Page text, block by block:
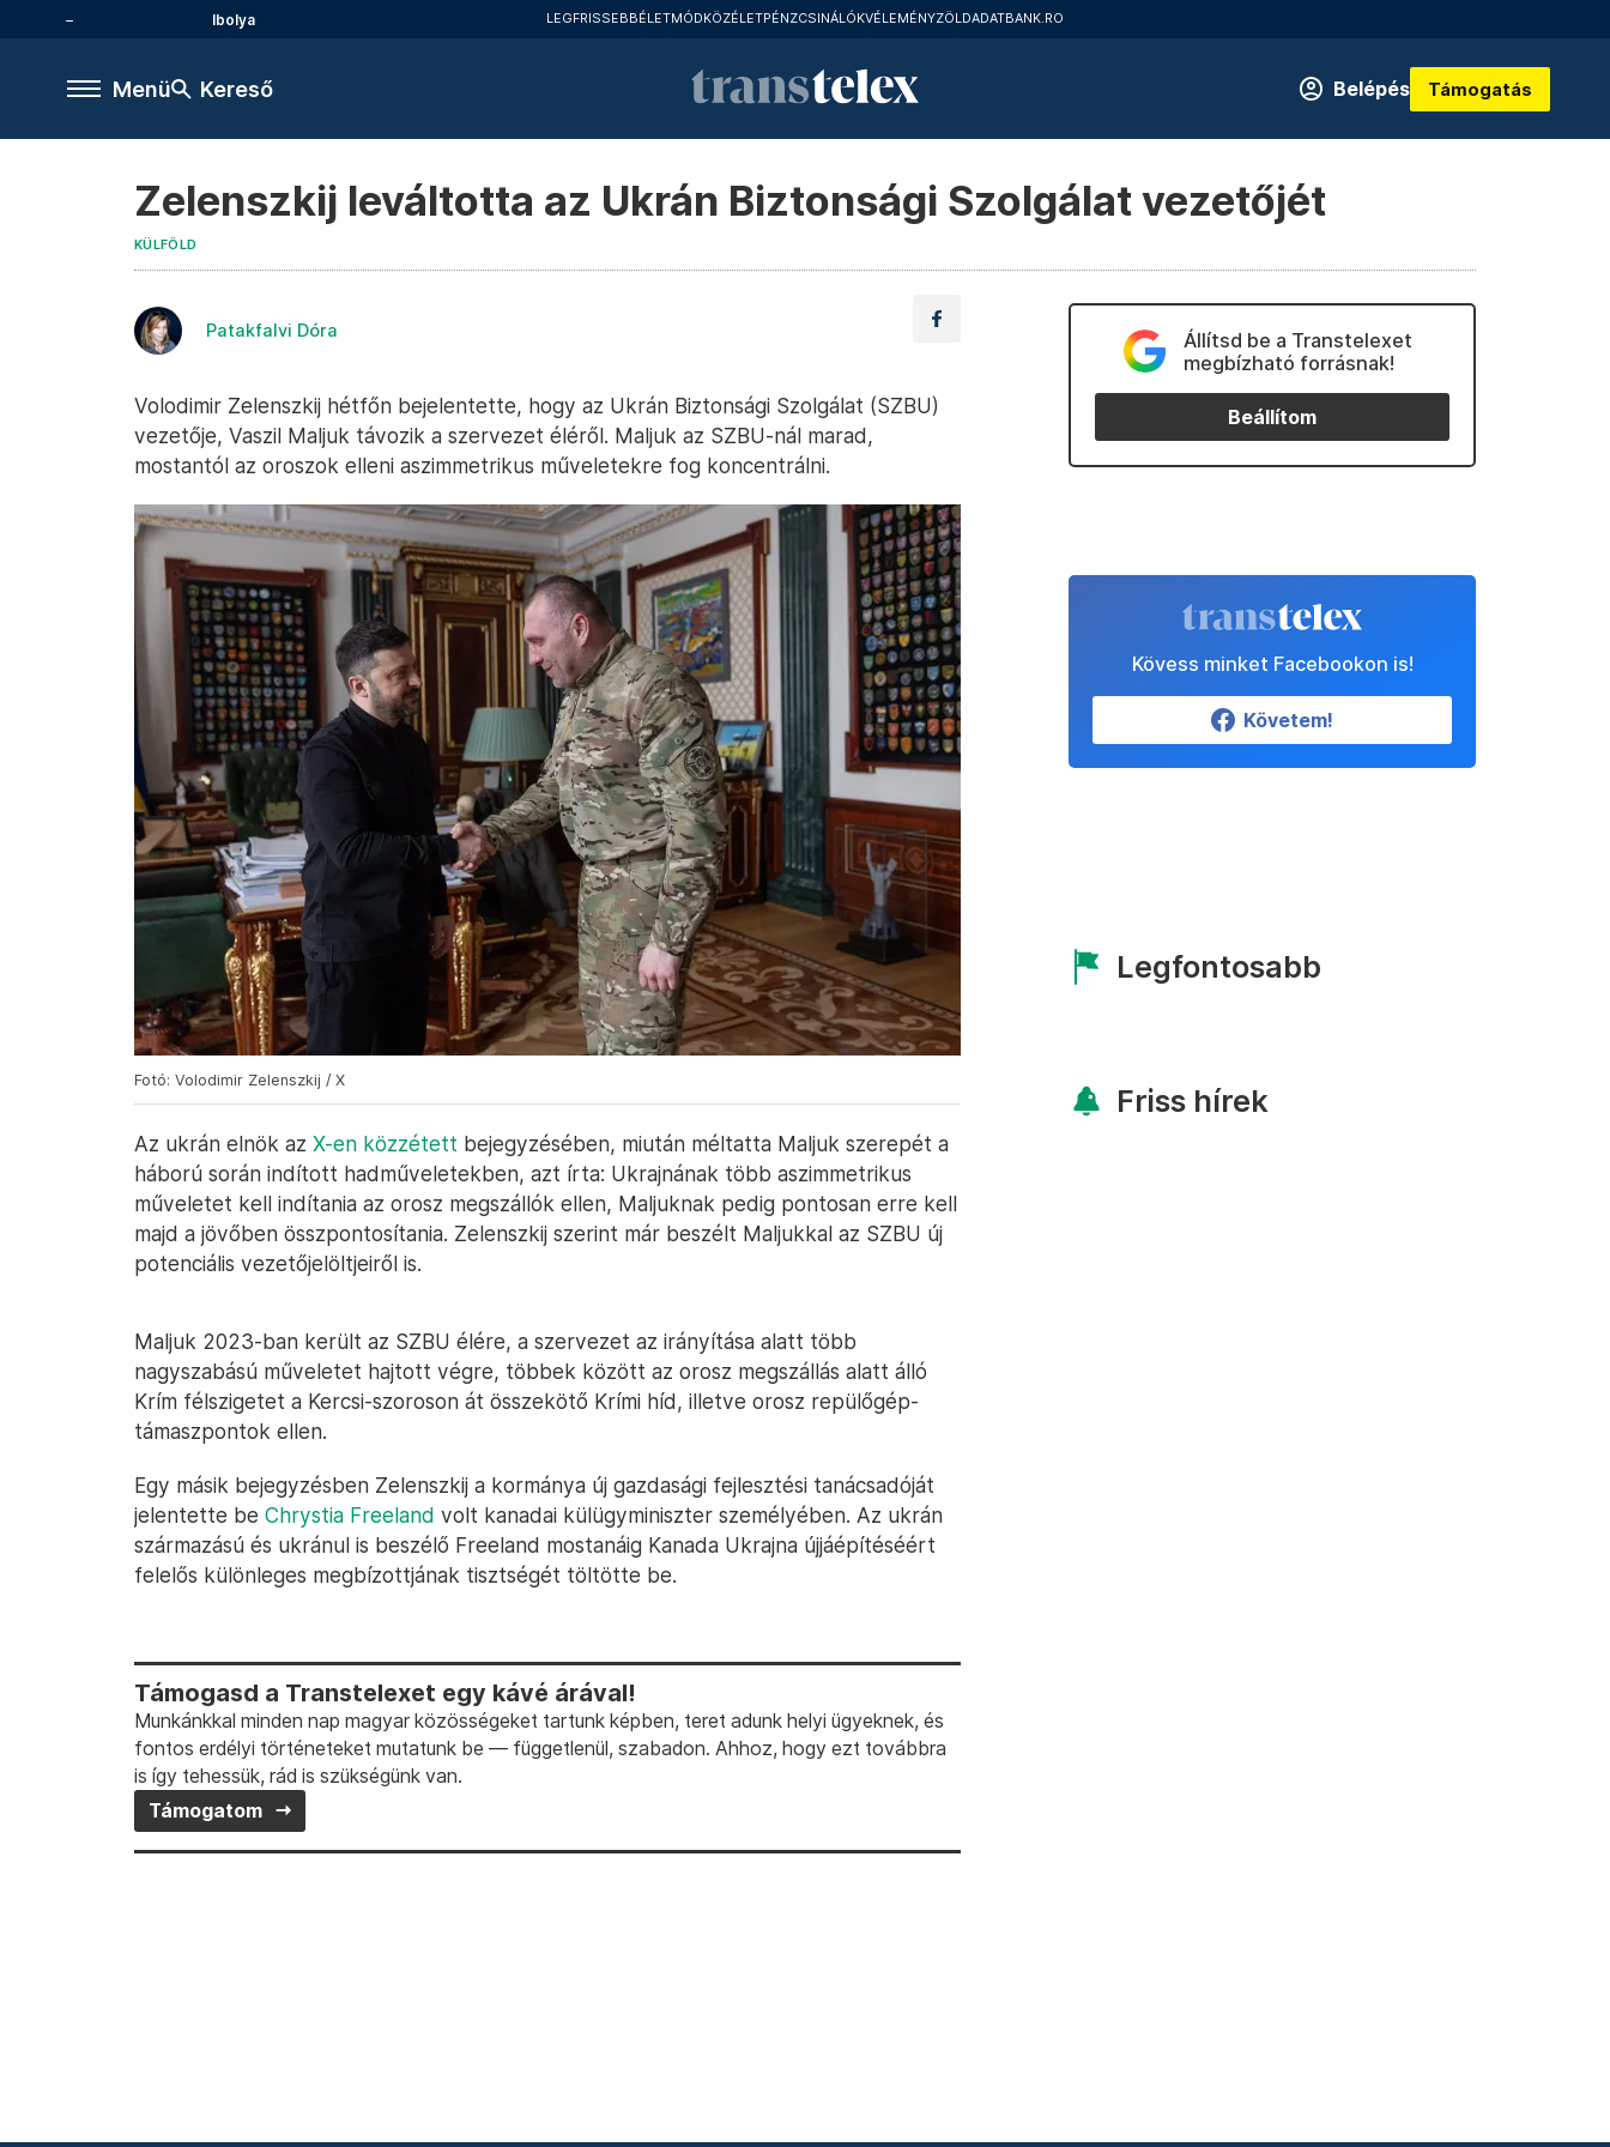
Ibolya LEGFRISSEBBÉLETMÓDKÖZÉLETPÉNZCSINÁLÓKVÉLEMÉNYZÖLDADATBANK.RO
Menü Kereső Belépés Támogatás
Zelenszkij leváltotta az Ukrán Biztonsági Szolgálat vezetőjét
KÜLFÖLD
Patakfalvi Dóra
Volodimir Zelenszkij hétfőn bejelentette, hogy az Ukrán Biztonsági Szolgálat (SZBU)
vezetője, Vaszil Maljuk távozik a szervezet éléről. Maljuk az SZBU-nál marad,
mostantól az oroszok elleni aszimmetrikus műveletekre fog koncentrálni.
Fotó: Volodimir Zelenszkij / X
Az ukrán elnök az X-en közzétett bejegyzésében, miután méltatta Maljuk szerepét a
háború során indított hadműveletekben, azt írta: Ukrajnának több aszimmetrikus
műveletet kell indítania az orosz megszállók ellen, Maljuknak pedig pontosan erre kell
majd a jövőben összpontosítania. Zelenszkij szerint már beszélt Maljukkal az SZBU új
potenciális vezetőjelöltjeiről is.
Maljuk 2023-ban került az SZBU élére, a szervezet az irányítása alatt több
nagyszabású műveletet hajtott végre, többek között az orosz megszállás alatt álló
Krím félszigetet a Kercsi-szoroson át összekötő Krími híd, illetve orosz repülőgép-
támaszpontok ellen.
Egy másik bejegyzésben Zelenszkij a kormánya új gazdasági fejlesztési tanácsadóját
jelentette be Chrystia Freeland volt kanadai külügyminiszter személyében. Az ukrán
származású és ukránul is beszélő Freeland mostanáig Kanada Ukrajna újjáépítéséért
felelős különleges megbízottjának tisztségét töltötte be.
Támogasd a Transtelexet egy kávé árával!
Munkánkkal minden nap magyar közösségeket tartunk képben, teret adunk helyi ügyeknek, és
fontos erdélyi történeteket mutatunk be — függetlenül, szabadon. Ahhoz, hogy ezt továbbra
is így tehessük, rád is szükségünk van.
Támogatom
Állítsd be a Transtelexet
megbízható forrásnak!
Beállítom
Kövess minket Facebookon is!
Követem!
Legfontosabb
Friss hírek